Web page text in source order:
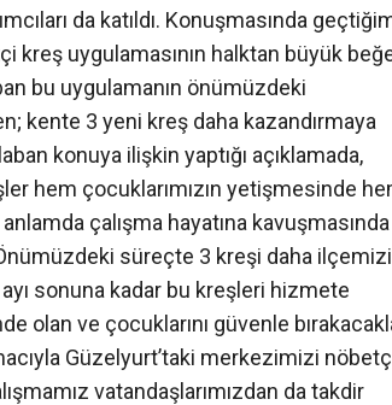
da katıldı. Konuşmasında
kreş uygulamasının halktan büyük
bu uygulamanın önümüzdeki
kente 3 yeni kreş daha kazandırmaya
konuya ilişkin yaptığı açıklamada,
hem çocuklarımızın yetişmesinde
çalışma hayatına kavuşmasında
süreçte 3 kreşi daha
sonuna kadar bu kreşleri hizmete
olan ve çocuklarını güvenle
Güzelyurt’taki merkezimizi
vatandaşlarımızdan da takdir